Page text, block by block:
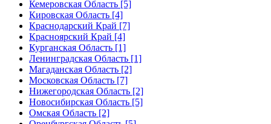
Кемеровская Область [5]
Кировская Область [4]
Краснодарский Край [7]
Красноярский Край [4]
Курганская Область [1]
Ленинградская Область [1]
Магаданская Область [2]
Московская Область [7]
Нижегородская Область [2]
Новосибирская Область [5]
Омская Область [2]